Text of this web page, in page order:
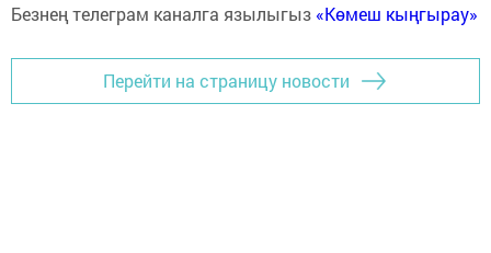
Безнең телеграм каналга язылыгыз «Көмеш кыңгырау»
Перейти на страницу новости